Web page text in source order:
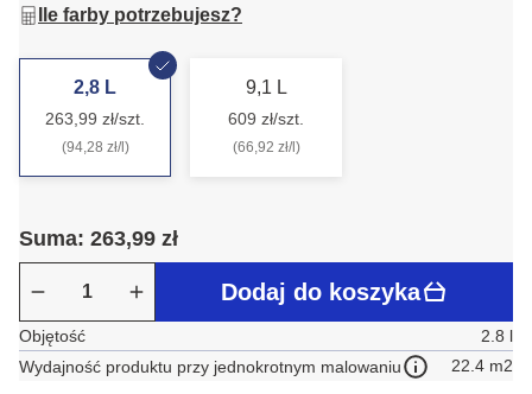
Ile farby potrzebujesz?
2,8 L
263,99 zł/szt.
(94,28 zł/l)
9,1 L
609 zł/szt.
(66,92 zł/l)
Suma: 263,99 zł
Dodaj do koszyka
Objętość
2.8 l
Wydajność produktu przy jednokrotnym malowaniu
22.4 m2